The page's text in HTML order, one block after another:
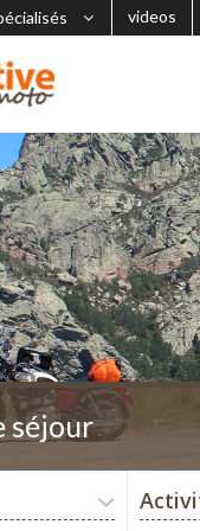
videos
séjour